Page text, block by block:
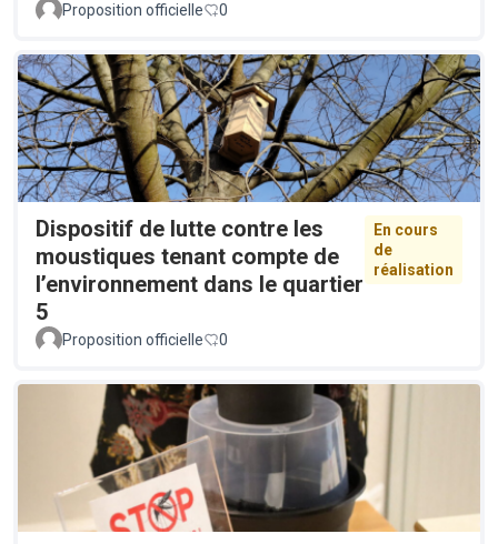
Proposition officielle 0
Dispositif de lutte contre les
moustiques tenant compte de
l’environnement dans le quartier
5
En cours
de
réalisation
Proposition officielle 0